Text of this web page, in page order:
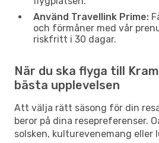
Använd Travellink Prime:
och förmåner med vår
riskfritt i 30 dagar.
När du ska flyga till
bästa upplevelsen
Att välja rätt säsong för din
beror på dina resepreferenser.
solsken, kulturevenemang eller